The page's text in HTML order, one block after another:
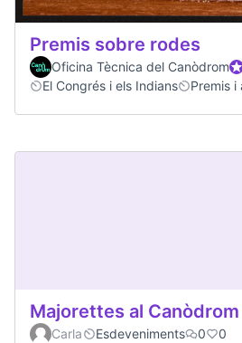
Premis sobre rodes
Oficina Tècnica del Canòdrom
El Congrés i els Indians
Premis i
Majorettes al Canòdrom
Carla Esdeveniments 0 0